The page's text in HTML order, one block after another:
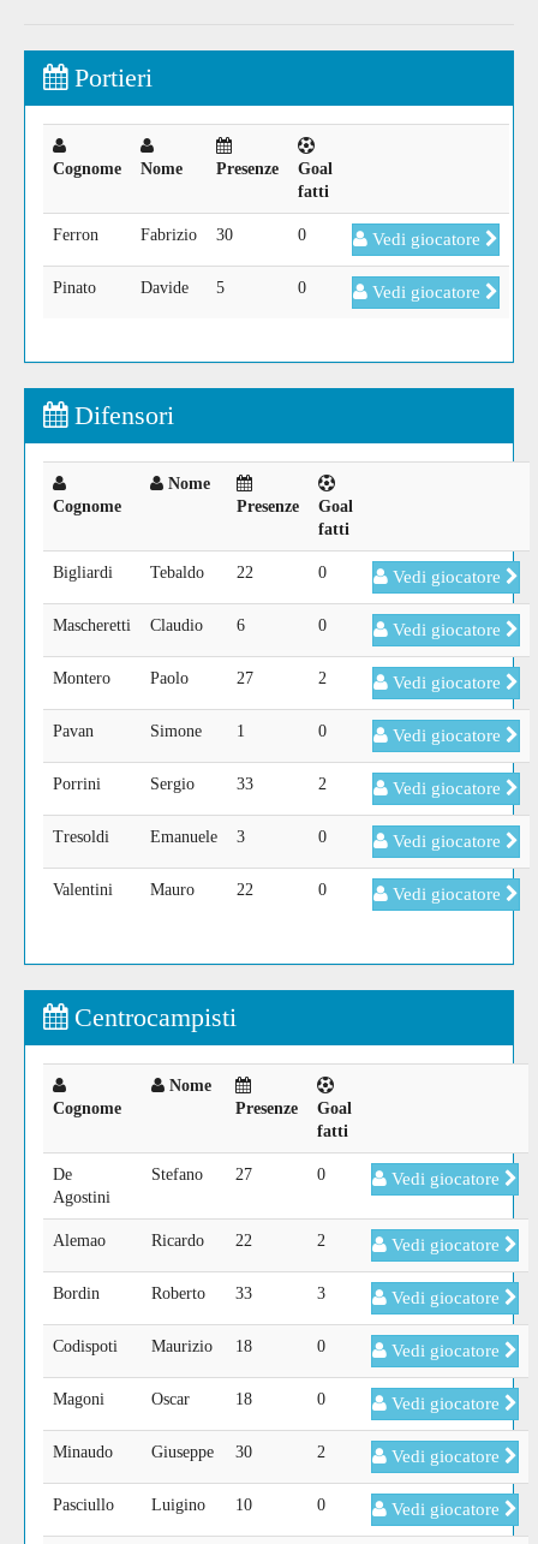
Portieri
Cognome Nome Presenze
Goal
fatti
Ferron Fabrizio 30 0 Vedi giocatore
Pinato Davide 5 0 Vedi giocatore
Difensori
Cognome
Nome
Presenze
Goal
fatti
Bigliardi Tebaldo 22 0 Vedi giocatore
Mascheretti Claudio 6 0 Vedi giocatore
Montero Paolo 27 2 Vedi giocatore
Pavan Simone 1 0 Vedi giocatore
Porrini Sergio 33 2 Vedi giocatore
Tresoldi Emanuele 3 0 Vedi giocatore
Valentini Mauro 22 0 Vedi giocatore
Centrocampisti
Cognome
Nome
Presenze
Goal
fatti
De
Agostini
Stefano 27 0 Vedi giocatore
Alemao Ricardo 22 2 Vedi giocatore
Bordin Roberto 33 3 Vedi giocatore
Codispoti Maurizio 18 0 Vedi giocatore
Magoni Oscar 18 0 Vedi giocatore
Minaudo Giuseppe 30 2 Vedi giocatore
Pasciullo Luigino 10 0 Vedi giocatore